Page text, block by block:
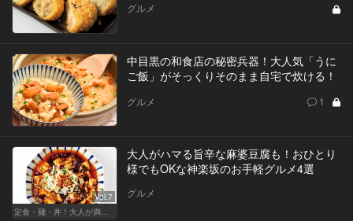
グルメ
中目黒の和食店の秘密兵器！大人気「うに
ご飯」がそっくりそのまま自宅で炊ける！
グルメ 1
Vol.7
大人がハマる旨辛な麻婆豆腐も！おひとり
様でもOKな神楽坂のお手軽グルメ4選
グルメ